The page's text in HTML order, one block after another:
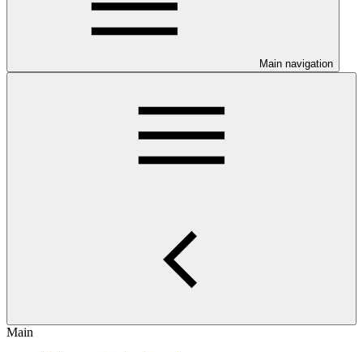
Main navigation
Main